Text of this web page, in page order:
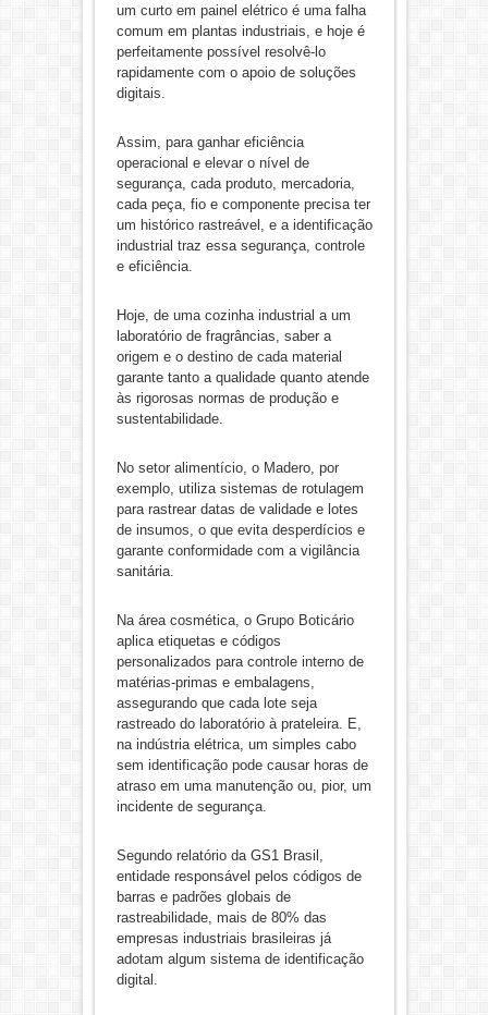
um curto em painel elétrico é uma falha
comum em plantas industriais, e hoje é
perfeitamente possível resolvê-lo
rapidamente com o apoio de soluções
digitais.
Assim, para ganhar eficiência
operacional e elevar o nível de
segurança, cada produto, mercadoria,
cada peça, fio e componente precisa ter
um histórico rastreável, e a identificação
industrial traz essa segurança, controle
e eficiência.
Hoje, de uma cozinha industrial a um
laboratório de fragrâncias, saber a
origem e o destino de cada material
garante tanto a qualidade quanto atende
às rigorosas normas de produção e
sustentabilidade.
No setor alimentício, o Madero, por
exemplo, utiliza sistemas de rotulagem
para rastrear datas de validade e lotes
de insumos, o que evita desperdícios e
garante conformidade com a vigilância
sanitária.
Na área cosmética, o Grupo Boticário
aplica etiquetas e códigos
personalizados para controle interno de
matérias-primas e embalagens,
assegurando que cada lote seja
rastreado do laboratório à prateleira. E,
na indústria elétrica, um simples cabo
sem identificação pode causar horas de
atraso em uma manutenção ou, pior, um
incidente de segurança.
Segundo relatório da GS1 Brasil,
entidade responsável pelos códigos de
barras e padrões globais de
rastreabilidade, mais de 80% das
empresas industriais brasileiras já
adotam algum sistema de identificação
digital.